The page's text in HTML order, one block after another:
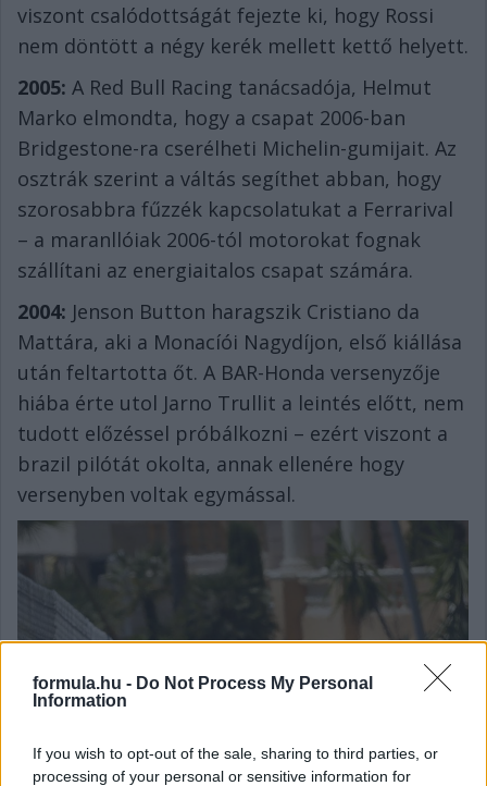
formula.hu - Do Not Process My Personal
Information
If you wish to opt-out of the sale, sharing to third parties, or
processing of your personal or sensitive information for
viszont csalódottságát fejezte ki, hogy Rossi
nem döntött a négy kerék mellett kettő helyett.
2005: A Red Bull Racing tanácsadója, Helmut
Marko elmondta, hogy a csapat 2006-ban
Bridgestone-ra cserélheti Michelin-gumijait. Az
osztrák szerint a váltás segíthet abban, hogy
szorosabbra fűzzék kapcsolatukat a Ferrarival
– a maranllóiak 2006-tól motorokat fognak
szállítani az energiaitalos csapat számára.
2004: Jenson Button haragszik Cristiano da
Mattára, aki a Monacíói Nagydíjon, első kiállása
után feltartotta őt. A BAR-Honda versenyzője
hiába érte utol Jarno Trullit a leintés előtt, nem
tudott előzéssel próbálkozni – ezért viszont a
brazil pilótát okolta, annak ellenére hogy
versenyben voltak egymással.